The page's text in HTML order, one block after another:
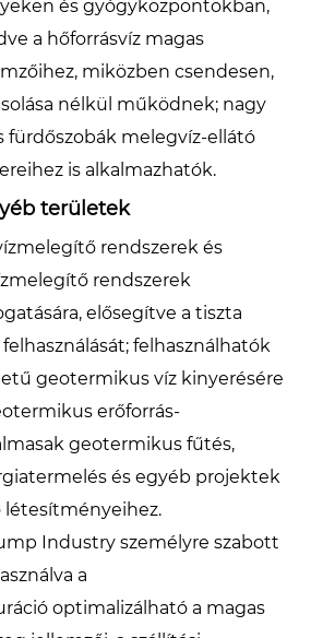
és gyógyközpontokban,
a hőforrásvíz magas
miközben csendesen,
nélkül működnek; nagy
fürdőszobák melegvíz-ellátó
is alkalmazhatók.
területek
rendszerek és
rendszerek
elősegítve a tiszta
felhasználhatók
geotermikus víz kinyerésére
erőforrás-
geotermikus fűtés,
és egyéb projektek
Industry személyre szabott
a
optimalizálható a magas